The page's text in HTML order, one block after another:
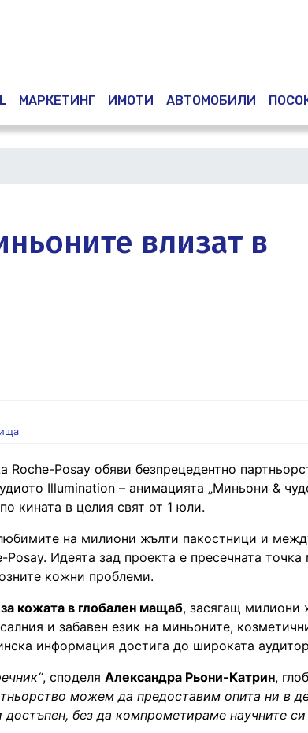
МАРКЕТИНГ ИМОТИ АВТОМОБИЛИ
влизат в
Roche-Posay обяви безпрецедентно
Illumination – анимацията „Миньони &
кината в целия свят от 1 юли.
на милиони жълти пакостници и
Идеята зад проекта е пресечната
кожни проблеми.
кожата в глобален мащаб, засягащ милиони
и забавен език на миньоните,
информация достига до широката
, споделя Александра Рьони-Катрин,
можем да предоставим опита ни в
без да компрометираме научните си